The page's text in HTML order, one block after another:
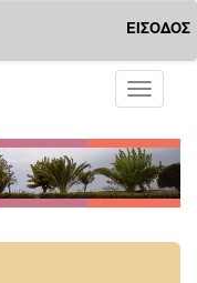
ΕΙΣΟΔΟΣ
Toggle